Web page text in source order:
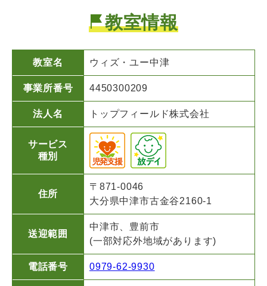
教室情報
教室名 ウィズ・ユー中津
事業所番号 4450300209
法人名 トップフィールド株式会社
サービス
種別
住所
〒871-0046
大分県中津市古金谷2160-1
送迎範囲
中津市、豊前市
(一部対応外地域があります)
電話番号 0979-62-9930